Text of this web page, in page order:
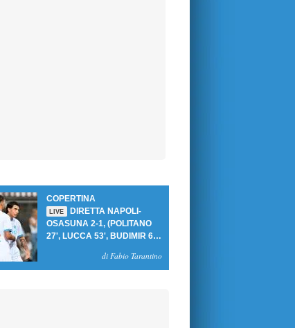
COPERTINA
LIVE
DIRETTA NAPOLI-
OSASUNA 2-1, (POLITANO
27', LUCCA 53', BUDIMIR 69'
PER PRIMA VITTORIA AL
di Fabio Tarantino